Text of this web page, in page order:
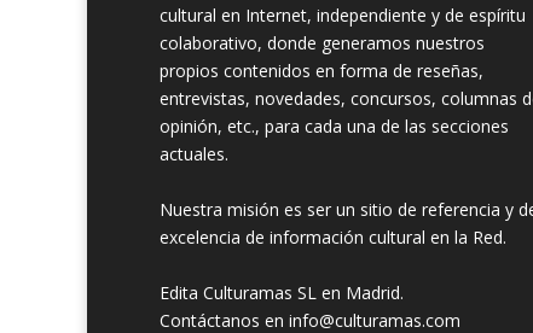
cultural en Internet, independiente y de espíritu
colaborativo, donde generamos nuestros
propios contenidos en forma de reseñas,
entrevistas, novedades, concursos, columnas
opinión, etc., para cada una de las secciones
actuales.
Nuestra misión es ser un sitio de referencia y
excelencia de información cultural en la Red.
Edita Culturamas SL en Madrid.
Contáctanos en info@culturamas.com